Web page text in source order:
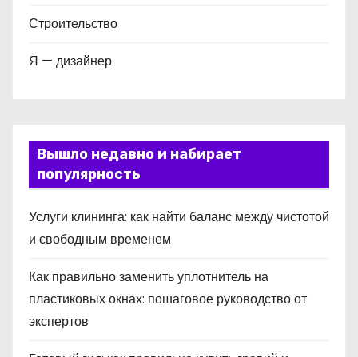
Строительство
Я — дизайнер
Вышло недавно и набирает
популярность
Услуги клининга: как найти баланс между чистотой
и свободным временем
Как правильно заменить уплотнитель на
пластиковых окнах: пошаговое руководство от
экспертов